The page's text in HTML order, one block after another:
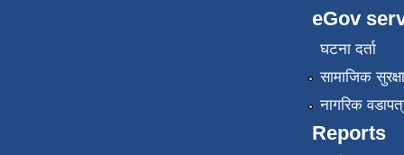
eGov
घटना दर्ता
सामाजिक सुरक्षा
नागरिक
Reports